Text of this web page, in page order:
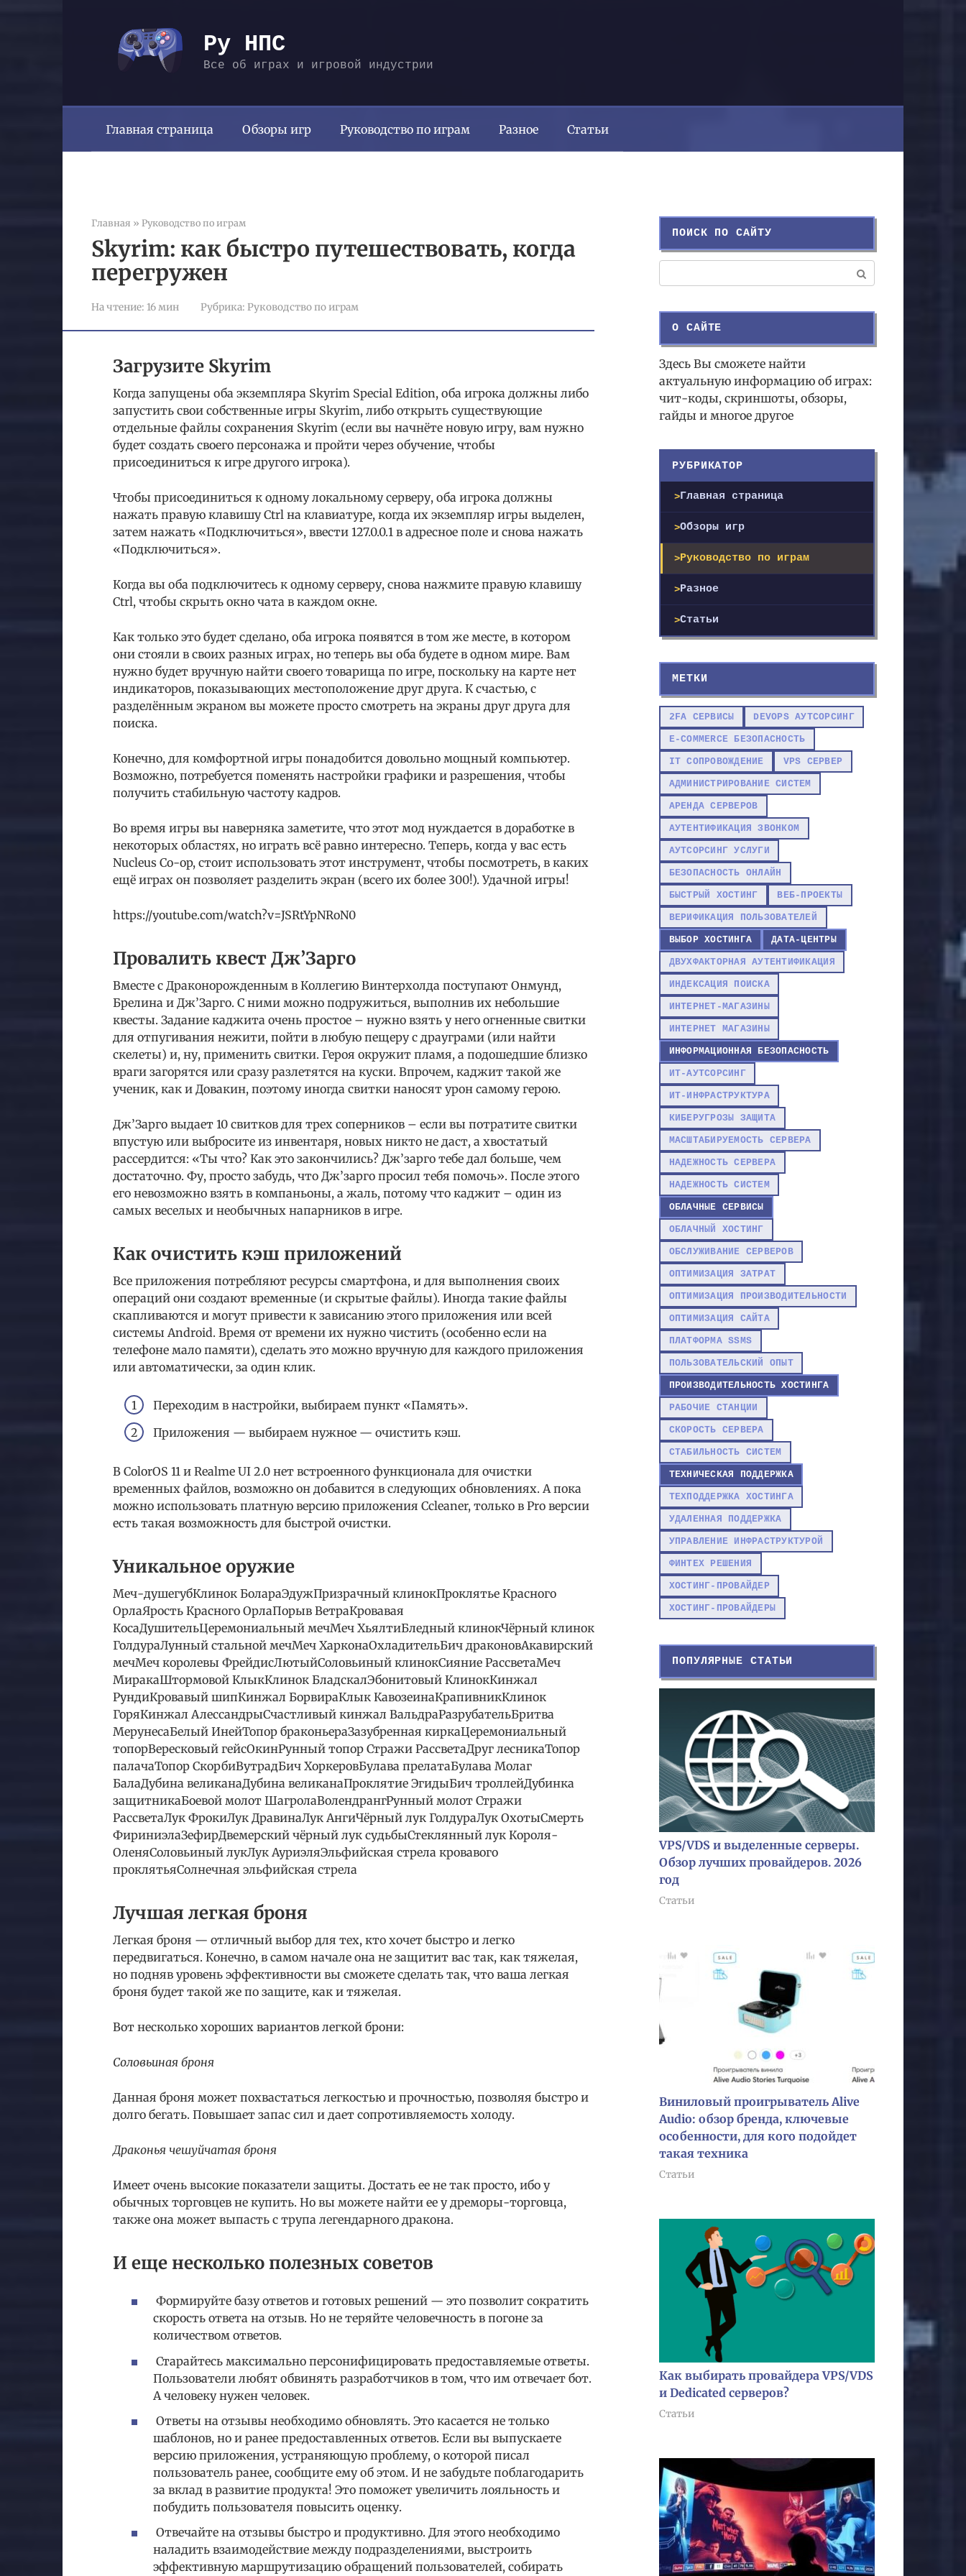
Ру НПС
Все об играх и игровой индустрии
Главная страница Обзоры игр Руководство по играм Разное Статьи
Главная » Руководство по играм
Skyrim: как быстро путешествовать, когда
перегружен
На чтение: 16 мин Рубрика: Руководство по играм
Загрузите Skyrim
Когда запущены оба экземпляра Skyrim Special Edition, оба игрока должны либо
запустить свои собственные игры Skyrim, либо открыть существующие
отдельные файлы сохранения Skyrim (если вы начнёте новую игру, вам нужно
будет создать своего персонажа и пройти через обучение, чтобы
присоединиться к игре другого игрока).
Чтобы присоединиться к одному локальному серверу, оба игрока должны
нажать правую клавишу Ctrl на клавиатуре, когда их экземпляр игры выделен,
затем нажать «Подключиться», ввести 127.0.0.1 в адресное поле и снова нажать
«Подключиться».
Когда вы оба подключитесь к одному серверу, снова нажмите правую клавишу
Ctrl, чтобы скрыть окно чата в каждом окне.
Как только это будет сделано, оба игрока появятся в том же месте, в котором
они стояли в своих разных играх, но теперь вы оба будете в одном мире. Вам
нужно будет вручную найти своего товарища по игре, поскольку на карте нет
индикаторов, показывающих местоположение друг друга. К счастью, с
разделённым экраном вы можете просто смотреть на экраны друг друга для
поиска.
Конечно, для комфортной игры понадобится довольно мощный компьютер.
Возможно, потребуется поменять настройки графики и разрешения, чтобы
получить стабильную частоту кадров.
Во время игры вы наверняка заметите, что этот мод нуждается в доработке в
некоторых областях, но играть всё равно интересно. Теперь, когда у вас есть
Nucleus Co-op, стоит использовать этот инструмент, чтобы посмотреть, в каких
ещё играх он позволяет разделить экран (всего их более 300!). Удачной игры!
https://youtube.com/watch?v=JSRtYpNRoN0
Провалить квест Дж’Зарго
Вместе с Драконорожденным в Коллегию Винтерхолда поступают Онмунд,
Брелина и Дж’Зарго. С ними можно подружиться, выполнив их небольшие
квесты. Задание каджита очень простое – нужно взять у него огненные свитки
для отпугивания нежити, пойти в любую пещеру с драуграми (или найти
скелеты) и, ну, применить свитки. Героя окружит пламя, а подошедшие близко
враги загорятся или сразу разлетятся на куски. Впрочем, каджит такой же
ученик, как и Довакин, поэтому иногда свитки наносят урон самому герою.
Дж’Зарго выдает 10 свитков для трех соперников – если вы потратите свитки
впустую или выбросите из инвентаря, новых никто не даст, а хвостатый
рассердится: «Ты что? Как это закончились? Дж’зарго тебе дал больше, чем
достаточно. Фу, просто забудь, что Дж’зарго просил тебя помочь». После этого
его невозможно взять в компаньоны, а жаль, потому что каджит – один из
самых веселых и необычных напарников в игре.
Как очистить кэш приложений
Все приложения потребляют ресурсы смартфона, и для выполнения своих
операций они создают временные (и скрытые файлы). Иногда такие файлы
скапливаются и могут привести к зависанию этого приложения или всей
системы Android. Время от времени их нужно чистить (особенно если на
телефоне мало памяти), сделать это можно вручную для каждого приложения
или автоматически, за один клик.
Переходим в настройки, выбираем пункт «Память».
Приложения — выбираем нужное — очистить кэш.
В ColorOS 11 и Realme UI 2.0 нет встроенного функционала для очистки
временных файлов, возможно он добавится в следующих обновлениях. А пока
можно использовать платную версию приложения Ccleaner, только в Pro версии
есть такая возможность для быстрой очистки.
Уникальное оружие
Меч-душегубКлинок БолараЭдужПризрачный клинокПроклятье Красного
ОрлаЯрость Красного ОрлаПорыв ВетраКровавая
КосаДушительЦеремониальный мечМеч ХьялтиБледный клинокЧёрный клинок
ГолдураЛунный стальной мечМеч ХарконаОхладительБич драконовАкавирский
мечМеч королевы ФрейдисЛютыйСоловьиный клинокСияние РассветаМеч
МиракаШтормовой КлыкКлинок БладскалЭбонитовый КлинокКинжал
РундиКровавый шипКинжал БорвираКлык КавозеинаКрапивникКлинок
ГоряКинжал АлессандрыСчастливый кинжал ВальдраРазрубательБритва
МерунесаБелый ИнейТопор браконьераЗазубренная киркаЦеремониальный
топорВересковый гейсОкинРунный топор Стражи РассветаДруг лесникаТопор
палачаТопор СкорбиВутрадБич ХоркеровБулава прелатаБулава Молаг
БалаДубина великанаДубина великанаПроклятие ЭгидыБич троллейДубинка
защитникаБоевой молот ШагролаВолендрангРунный молот Стражи
РассветаЛук ФрокиЛук ДравинаЛук АнгиЧёрный лук ГолдураЛук ОхотыСмерть
ФириниэлаЗефирДвемерский чёрный лук судьбыСтеклянный лук Короля-
ОленяСоловьиный лукЛук АуриэляЭльфийская стрела кровавого
проклятьяСолнечная эльфийская стрела
Лучшая легкая броня
Легкая броня — отличный выбор для тех, кто хочет быстро и легко
передвигаться. Конечно, в самом начале она не защитит вас так, как тяжелая,
но подняв уровень эффективности вы сможете сделать так, что ваша легкая
броня будет такой же по защите, как и тяжелая.
Вот несколько хороших вариантов легкой брони:
Соловьиная броня
Данная броня может похвастаться легкостью и прочностью, позволяя быстро и
долго бегать. Повышает запас сил и дает сопротивляемость холоду.
Драконья чешуйчатая броня
Имеет очень высокие показатели защиты. Достать ее не так просто, ибо у
обычных торговцев не купить. Но вы можете найти ее у дреморы-торговца,
также она может выпасть с трупа легендарного дракона.
И еще несколько полезных советов
Формируйте базу ответов и готовых решений — это позволит сократить
скорость ответа на отзыв. Но не теряйте человечность в погоне за
количеством ответов.
Старайтесь максимально персонифицировать предоставляемые ответы.
Пользователи любят обвинять разработчиков в том, что им отвечает бот.
А человеку нужен человек.
Ответы на отзывы необходимо обновлять. Это касается не только
шаблонов, но и ранее предоставленных ответов. Если вы выпускаете
версию приложения, устраняющую проблему, о которой писал
пользователь ранее, сообщите ему об этом. И не забудьте поблагодарить
за вклад в развитие продукта! Это поможет увеличить лояльность и
побудить пользователя повысить оценку.
Отвечайте на отзывы быстро и продуктивно. Для этого необходимо
наладить взаимодействие между подразделениями, выстроить
эффективную маршрутизацию обращений пользователей, собирать
ПОИСК ПО САЙТУ
О САЙТЕ
Здесь Вы сможете найти
актуальную информацию об играх:
чит-коды, скриншоты, обзоры,
гайды и многое другое
РУБРИКАТОР
Главная страница
Обзоры игр
Руководство по играм
Разное
Статьи
МЕТКИ
2FA СЕРВИСЫ DEVOPS АУТСОРСИНГ
E-COMMERCE БЕЗОПАСНОСТЬ
IT СОПРОВОЖДЕНИЕ VPS СЕРВЕР
АДМИНИСТРИРОВАНИЕ СИСТЕМ
АРЕНДА СЕРВЕРОВ
АУТЕНТИФИКАЦИЯ ЗВОНКОМ
АУТСОРСИНГ УСЛУГИ
БЕЗОПАСНОСТЬ ОНЛАЙН
БЫСТРЫЙ ХОСТИНГ ВЕБ-ПРОЕКТЫ
ВЕРИФИКАЦИЯ ПОЛЬЗОВАТЕЛЕЙ
ВЫБОР ХОСТИНГА ДАТА-ЦЕНТРЫ
ДВУХФАКТОРНАЯ АУТЕНТИФИКАЦИЯ
ИНДЕКСАЦИЯ ПОИСКА
ИНТЕРНЕТ-МАГАЗИНЫ
ИНТЕРНЕТ МАГАЗИНЫ
ИНФОРМАЦИОННАЯ БЕЗОПАСНОСТЬ
ИТ-АУТСОРСИНГ
ИТ-ИНФРАСТРУКТУРА
КИБЕРУГРОЗЫ ЗАЩИТА
МАСШТАБИРУЕМОСТЬ СЕРВЕРА
НАДЕЖНОСТЬ СЕРВЕРА
НАДЕЖНОСТЬ СИСТЕМ
ОБЛАЧНЫЕ СЕРВИСЫ
ОБЛАЧНЫЙ ХОСТИНГ
ОБСЛУЖИВАНИЕ СЕРВЕРОВ
ОПТИМИЗАЦИЯ ЗАТРАТ
ОПТИМИЗАЦИЯ ПРОИЗВОДИТЕЛЬНОСТИ
ОПТИМИЗАЦИЯ САЙТА
ПЛАТФОРМА SSMS
ПОЛЬЗОВАТЕЛЬСКИЙ ОПЫТ
ПРОИЗВОДИТЕЛЬНОСТЬ ХОСТИНГА
РАБОЧИЕ СТАНЦИИ
СКОРОСТЬ СЕРВЕРА
СТАБИЛЬНОСТЬ СИСТЕМ
ТЕХНИЧЕСКАЯ ПОДДЕРЖКА
ТЕХПОДДЕРЖКА ХОСТИНГА
УДАЛЕННАЯ ПОДДЕРЖКА
УПРАВЛЕНИЕ ИНФРАСТРУКТУРОЙ
ФИНТЕХ РЕШЕНИЯ
ХОСТИНГ-ПРОВАЙДЕР
ХОСТИНГ-ПРОВАЙДЕРЫ
ПОПУЛЯРНЫЕ СТАТЬИ
VPS/VDS и выделенные серверы.
Обзор лучших провайдеров. 2026
год
Статьи
Виниловый проигрыватель Alive
Audio: обзор бренда, ключевые
особенности, для кого подойдет
такая техника
Статьи
Как выбирать провайдера VPS/VDS
и Dedicated серверов?
Статьи